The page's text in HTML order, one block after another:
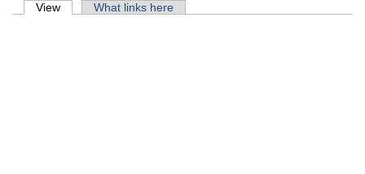
Primary tabs
View (active tab)What links here